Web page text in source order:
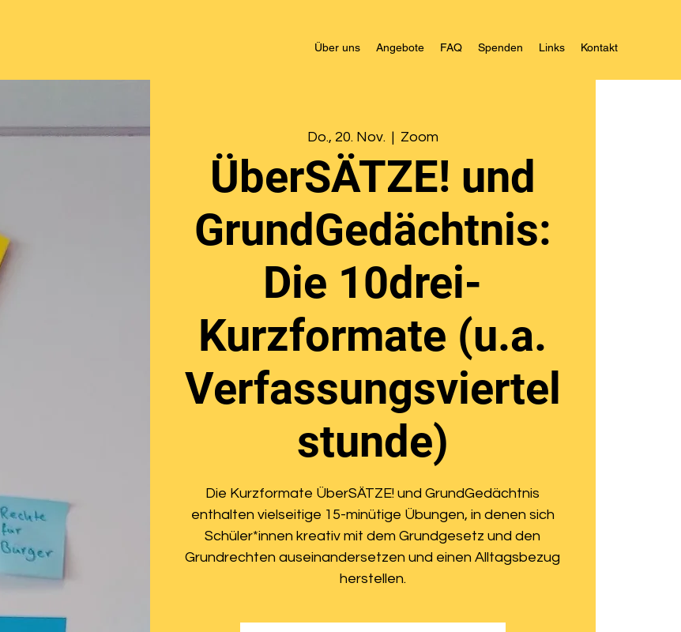
Über uns Angebote FAQ Spenden Links Kontakt
Do., 20. Nov.
  |
Zoom
ÜberSÄTZE! und
GrundGedächtnis:
Die 10drei-
Kurzformate (u.a.
Verfassungsviertel
stunde)
Die Kurzformate ÜberSÄTZE! und GrundGedächtnis
enthalten vielseitige 15-minütige Übungen, in denen sich
Schüler*innen kreativ mit dem Grundgesetz und den
Grundrechten auseinandersetzen und einen Alltagsbezug
herstellen.